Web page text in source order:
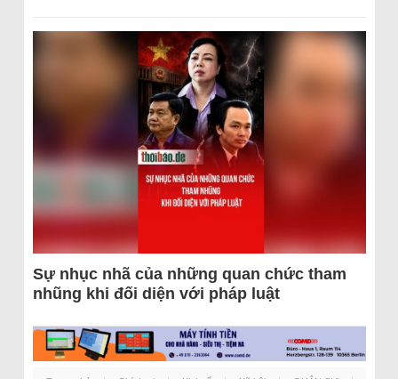
Sự nhục nhã của những quan chức tham
nhũng khi đối diện với pháp luật